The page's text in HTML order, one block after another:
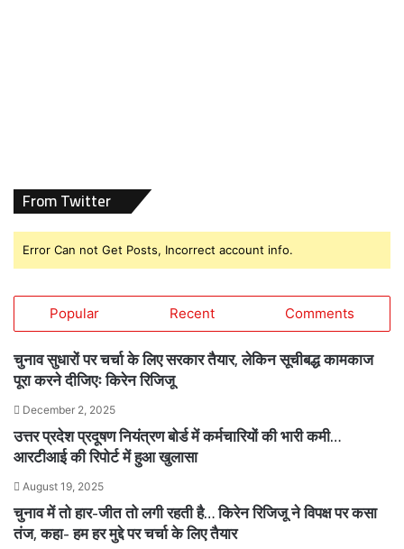
From Twitter
Error Can not Get Posts, Incorrect account info.
Popular Recent Comments
चुनाव सुधारों पर चर्चा के लिए सरकार तैयार, लेकिन सूचीबद्ध कामकाज
पूरा करने दीजिएः किरेन रिजिजू
December 2, 2025
उत्तर प्रदेश प्रदूषण नियंत्रण बोर्ड में कर्मचारियों की भारी कमी…
आरटीआई की रिपोर्ट में हुआ खुलासा
August 19, 2025
चुनाव में तो हार-जीत तो लगी रहती है… किरेन रिजिजू ने विपक्ष पर कसा
तंज, कहा- हम हर मुद्दे पर चर्चा के लिए तैयार